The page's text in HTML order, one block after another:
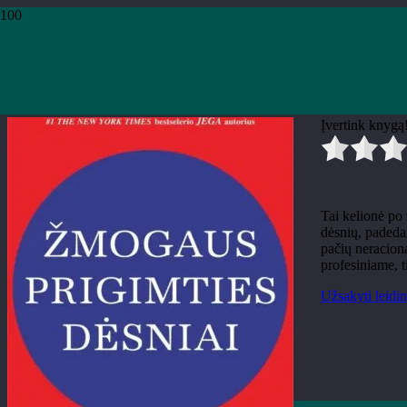
Pradžia
Robert Greene „Žmogaus
Įvertink knygą!
Tai kelionė po
dėsnių,
pačių
profesiniame,
Užsakyti